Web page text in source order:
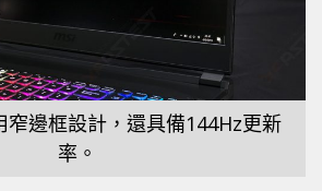
窄邊框設計，還具備144Hz更新
率。